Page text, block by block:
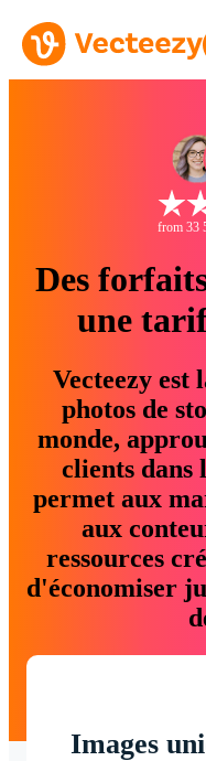
from 33
Des
une
Vecteezy est
photos de
monde,
clients dans
permet aux
aux
ressources
d'économiser
Images